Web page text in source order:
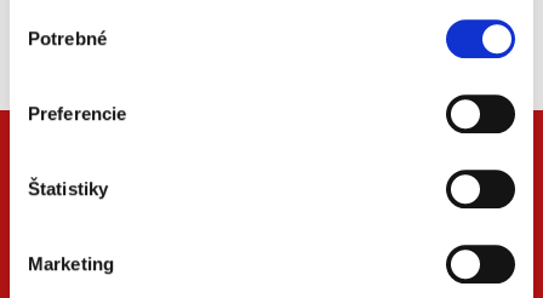
súhlasu
Potrebné
Preferencie
Štatistiky
Marketing